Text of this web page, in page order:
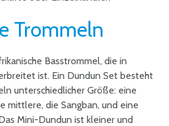
Trommeln
Basstrommel, die in
ist. Ein Dundun Set besteht
unterschiedlicher Größe: eine
mittlere, die Sangban, und eine
Mini-Dundun ist kleiner und